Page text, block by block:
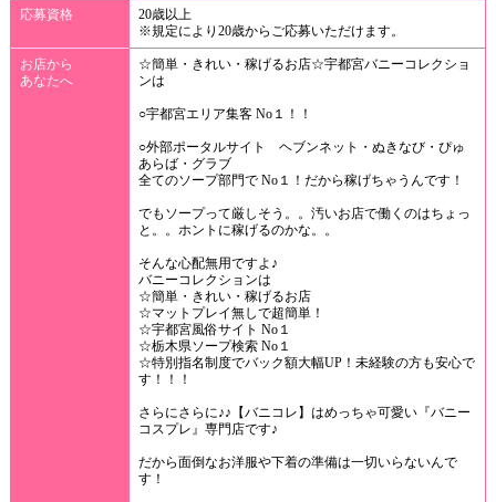
応募資格
20歳以上
※規定により20歳からご応募いただけます。
お店から
あなたへ
☆簡単・きれい・稼げるお店☆宇都宮バニーコレクショ
ンは
○宇都宮エリア集客 No１！！
○外部ポータルサイト ヘブンネット・ぬきなび・ぴゅ
あらば・グラブ
全てのソープ部門で No１！だから稼げちゃうんです！
でもソープって厳しそう。。汚いお店で働くのはちょっ
と。。ホントに稼げるのかな。。
そんな心配無用ですよ♪
バニーコレクションは
☆簡単・きれい・稼げるお店
☆マットプレイ無しで超簡単！
☆宇都宮風俗サイト No１
☆栃木県ソープ検索 No１
☆特別指名制度でバック額大幅UP！未経験の方も安心で
す！！！
さらにさらに♪♪【バニコレ】はめっちゃ可愛い『バニー
コスプレ』専門店です♪
だから面倒なお洋服や下着の準備は一切いらないんで
す！